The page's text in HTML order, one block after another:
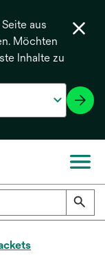
aus
Möchten
Inhalte zu